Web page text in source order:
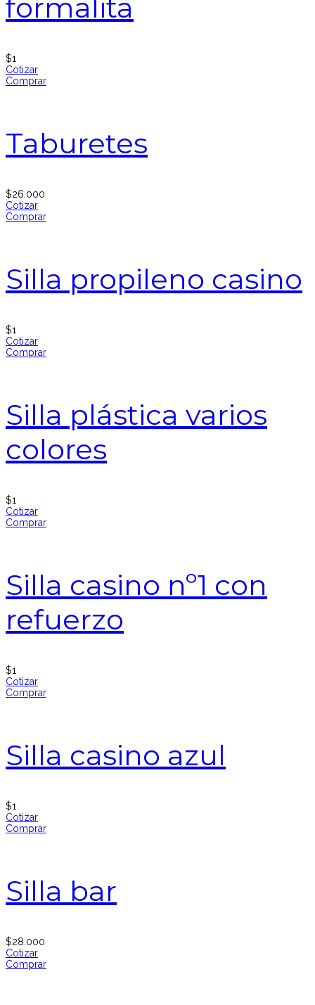
formalita
$1
Cotizar
Comprar
Taburetes
$26.000
Cotizar
Comprar
Silla propileno casino
$1
Cotizar
Comprar
Silla plástica varios
colores
$1
Cotizar
Comprar
Silla casino nº1 con
refuerzo
$1
Cotizar
Comprar
Silla casino azul
$1
Cotizar
Comprar
Silla bar
$28.000
Cotizar
Comprar